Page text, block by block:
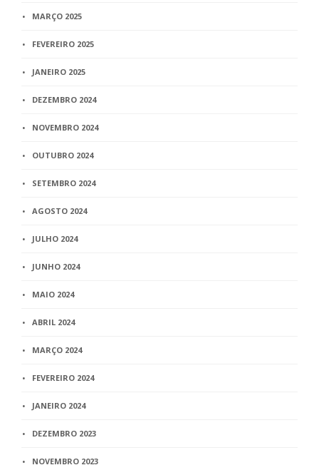
MARÇO 2025
FEVEREIRO 2025
JANEIRO 2025
DEZEMBRO 2024
NOVEMBRO 2024
OUTUBRO 2024
SETEMBRO 2024
AGOSTO 2024
JULHO 2024
JUNHO 2024
MAIO 2024
ABRIL 2024
MARÇO 2024
FEVEREIRO 2024
JANEIRO 2024
DEZEMBRO 2023
NOVEMBRO 2023